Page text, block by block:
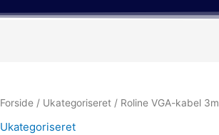
Forside / Ukategoriseret / Roline VGA-kabel 3m
Ukategoriseret